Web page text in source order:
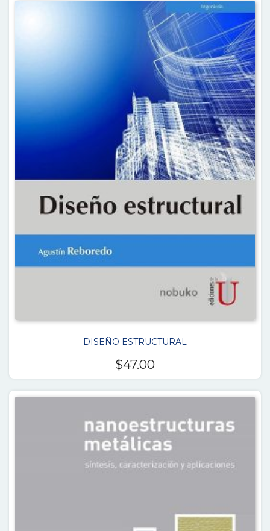
DISEÑO ESTRUCTURAL
$47.00